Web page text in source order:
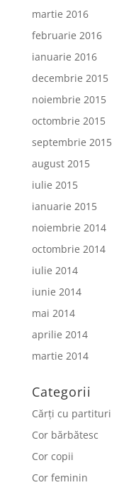
martie 2016
februarie 2016
ianuarie 2016
decembrie 2015
noiembrie 2015
octombrie 2015
septembrie 2015
august 2015
iulie 2015
ianuarie 2015
noiembrie 2014
octombrie 2014
iulie 2014
iunie 2014
mai 2014
aprilie 2014
martie 2014
Categorii
Cărți cu partituri
Cor bărbătesc
Cor copii
Cor feminin